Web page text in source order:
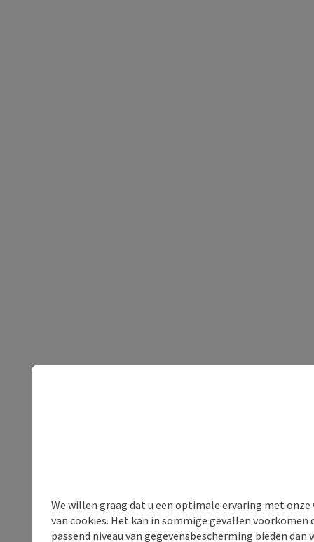
We willen graag dat u een optimale ervaring met
van cookies. Het kan in sommige gevallen voorkomen
passend niveau van gegevensbescherming bieden